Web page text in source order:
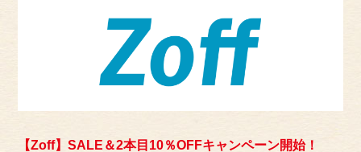
【Zoff】SALE＆2本目10％OFFキャンペーン開始！